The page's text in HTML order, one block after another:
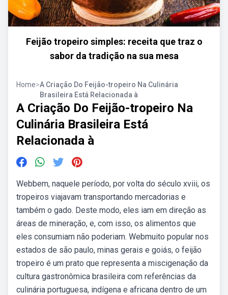
Feijão tropeiro simples: receita que traz o
sabor da tradição na sua mesa
Home>A Criação Do Feijão-tropeiro Na Culinária
Brasileira Está Relacionada à
A Criação Do Feijão-tropeiro Na
Culinária Brasileira Está
Relacionada à
Webbem, naquele período, por volta do século xviii, os
tropeiros viajavam transportando mercadorias e
também o gado. Deste modo, eles iam em direção as
áreas de mineração, e, com isso, os alimentos que
eles consumiam não poderiam. Webmuito popular nos
estados de são paulo, minas gerais e goiás, o feijão
tropeiro é um prato que representa a miscigenação da
cultura gastronômica brasileira com referências da
culinária portuguesa, indígena e africana dentro de um